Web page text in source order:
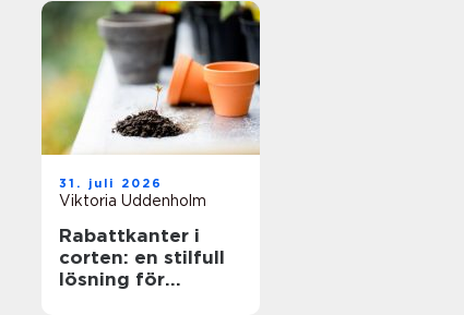
31. juli 2026
Viktoria Uddenholm
Rabattkanter i
corten: en stilfull
lösning för